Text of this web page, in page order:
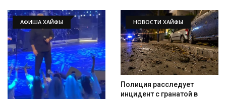
АФИША ХАЙФЫ НОВОСТИ ХАЙФЫ
Полиция расследует
инцидент с гранатой в